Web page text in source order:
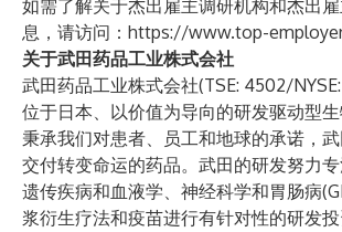
如需了解关于杰出雇主调研机构和杰出
息，请访问： https://www.top-
关于武田药品工业株式会社
武田药品工业株式会社(TSE: 4502/
位于日本、以价值为导向的研发驱动型生
秉承我们对患者、员工和地球的承诺，
交付转变命运的药品。武田的研发努力
遗传疾病和血液学、神经科学和胃肠病
浆衍生疗法和疫苗进行有针对性的研发